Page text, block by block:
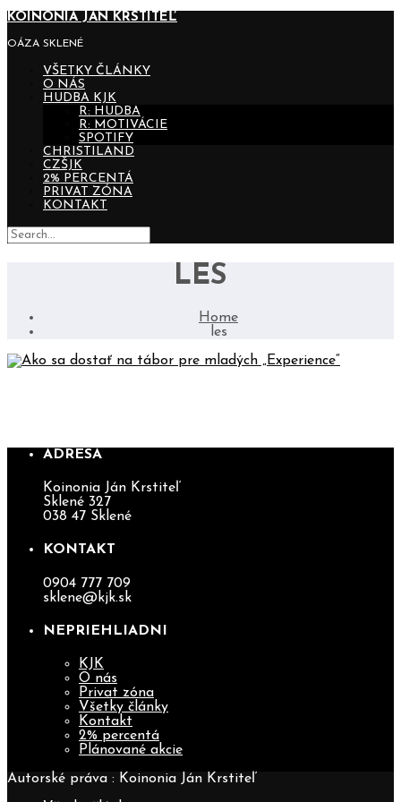
KOINONIA JÁN KRSTITEĽ
OÁZA SKLENÉ
VŠETKY ČLÁNKY
O NÁS
HUDBA KJK
R: HUDBA
R: MOTIVÁCIE
SPOTIFY
CHRISTILAND
CZŠJK
2% PERCENTÁ
PRIVAT ZÓNA
KONTAKT
LES
Home
les
ADRESA
Koinonia Ján Krstiteľ
Sklené 327
038 47 Sklené
KONTAKT
0904 777 709
sklene@kjk.sk
NEPRIEHLIADNI
KJK
O nás
Privat zóna
Všetky články
Kontakt
2% percentá
Plánované akcie
Autorské práva : Koinonia Ján Krstiteľ